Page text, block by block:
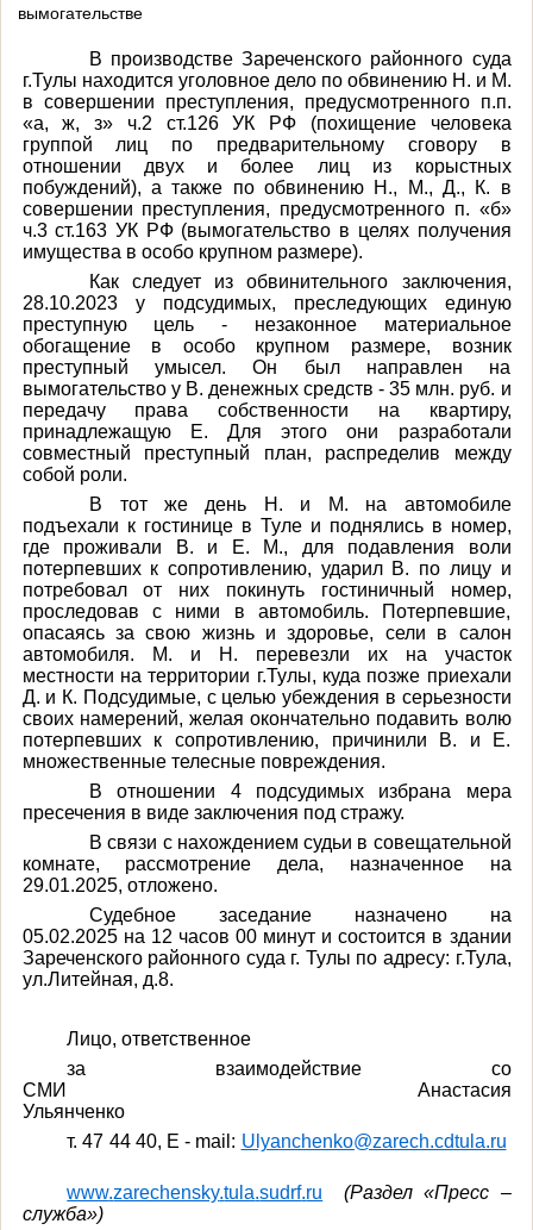
вымогательстве
В производстве Зареченского районного суда
г.Тулы находится уголовное дело по обвинению Н. и М.
в совершении преступления, предусмотренного п.п.
«а, ж, з» ч.2 ст.126 УК РФ (похищение человека
группой лиц по предварительному сговору в
отношении двух и более лиц из корыстных
побуждений), а также по обвинению Н., М., Д., К. в
совершении преступления, предусмотренного п. «б»
ч.3 ст.163 УК РФ (вымогательство в целях получения
имущества в особо крупном размере).
Как следует из обвинительного заключения,
28.10.2023 у подсудимых, преследующих единую
преступную цель - незаконное материальное
обогащение в особо крупном размере, возник
преступный умысел. Он был направлен на
вымогательство у В. денежных средств - 35 млн. руб. и
передачу права собственности на квартиру,
принадлежащую Е. Для этого они разработали
совместный преступный план, распределив между
собой роли.
В тот же день Н. и М. на автомобиле
подъехали к гостинице в Туле и поднялись в номер,
где проживали В. и Е. М., для подавления воли
потерпевших к сопротивлению, ударил В. по лицу и
потребовал от них покинуть гостиничный номер,
проследовав с ними в автомобиль. Потерпевшие,
опасаясь за свою жизнь и здоровье, сели в салон
автомобиля. М. и Н. перевезли их на участок
местности на территории г.Тулы, куда позже приехали
Д. и К. Подсудимые, с целью убеждения в серьезности
своих намерений, желая окончательно подавить волю
потерпевших к сопротивлению, причинили В. и Е.
множественные телесные повреждения.
В отношении 4 подсудимых избрана мера
пресечения в виде заключения под стражу.
В связи с нахождением судьи в совещательной
комнате, рассмотрение дела, назначенное на
29.01.2025, отложено.
Судебное заседание назначено на
05.02.2025 на 12 часов 00 минут и состоится в здании
Зареченского районного суда г. Тулы по адресу: г.Тула,
ул.Литейная, д.8.
Лицо, ответственное
за взаимодействие со
СМИ Анастасия
Ульянченко
т. 47 44 40, E - mail: Ulyanchenko@zarech.cdtula.ru
www.zarechensky.tula.sudrf.ru (Раздел «Пресс –
служба»)